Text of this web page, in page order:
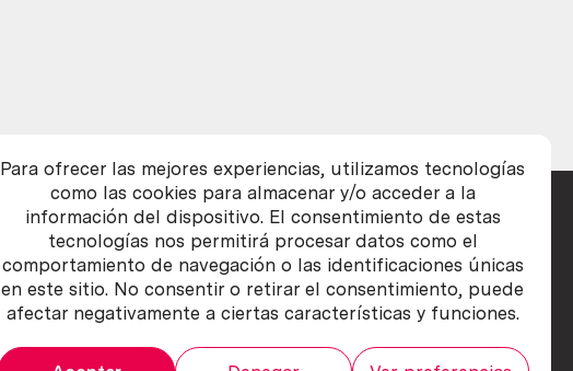
Para ofrecer las mejores experiencias, utilizamos tecnologías
como las cookies para almacenar y/o acceder a la
información del dispositivo. El consentimiento de estas
tecnologías nos permitirá procesar datos como el
comportamiento de navegación o las identificaciones únicas
en este sitio. No consentir o retirar el consentimiento, puede
afectar negativamente a ciertas características y funciones.